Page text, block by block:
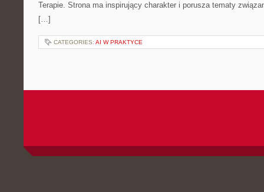
Terapie. Strona ma inspirujący charakter i porusza tematy
[…]
CATEGORIES: AI W PRAKTYCE